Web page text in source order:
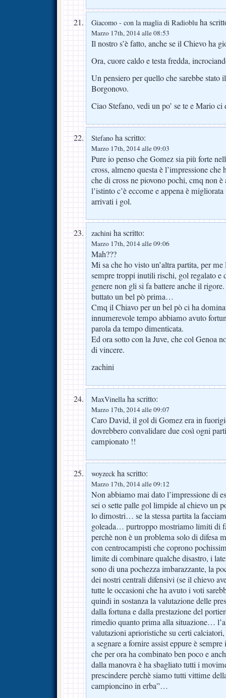
Giacomo - con la maglia di Radioblu ha
Marzo 17th, 2014 alle 08:53
Il nostro s’è fatto, anche se il Chievo ha
Ora, cuore caldo e testa fredda,
Un pensiero per quello che sarebbe
Borgonovo.
Ciao Stefano, vedi un po’ se te e Mario ci
Stefano ha scritto:
Marzo 17th, 2014 alle 09:03
Pure io penso che Gomez sia più forte
cross, almeno questa è l’impressione che
che di cross ne piovono pochi, cmq non
l’istinto c’è eccome e appena è
arrivati i gol.
zachini ha scritto:
Marzo 17th, 2014 alle 09:06
Mah???
Mi sa che ho visto un’altra partita, per
sempre troppi inutili rischi, gol regalato e
genere non gli si fa battere anche il
buttato un bel pò prima…
Cmq il Chiavo per un bel pò ci ha
innumerevole tempo abbiamo avuto
parola da tempo dimenticata.
Ed ora sotto con la Juve, che col Genoa
di vincere.
zachini
MaxVinellaha scritto:
Marzo 17th, 2014 alle 09:07
Caro David, il gol di Gomez era in
dovrebbero convalidare due così ogni
campionato !!
woyzeck ha scritto:
Marzo 17th, 2014 alle 09:12
Non abbiamo mai dato l’impressione di
sei o sette palle gol limpide al chievo un
lo dimostri… se la stessa partita la
goleada… purtroppo mostriamo limiti di
perchè non è un problema solo di difesa
con centrocampisti che coprono
limite di combinare qualche disastro, i
sono di una pochezza imbarazzante, la
dei nostri centrali difensivi (se il chievo
tutte le occasioni che ha avuto i voti
quindi in sostanza la valutazione delle
dalla fortuna e dalla prestazione del
rimedio quanto prima alla situazione…
valutazioni aprioristiche su certi
a segnare a fornire assist eppure è
che per ora ha combinato ben poco e
dalla manovra è ha sbagliato tutti i
prescindere perchè siamo tutti vittime
campioncino in erba”…